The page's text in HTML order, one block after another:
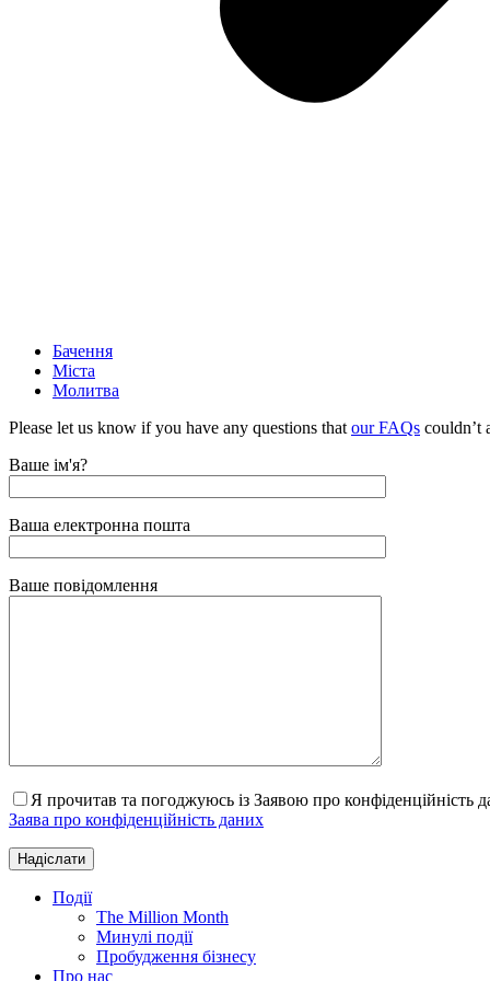
Бачення
Міста
Молитва
Please let us know if you have any questions that our FAQs couldn’t
Ваше ім'я?
Ваша електронна пошта
Ваше повідомлення
Я прочитав та погоджуюсь із Заявою про конфіденційність
Заява про конфіденційність даних
Події
The Million Month
Минулі події
Пробудження бізнесу
Про нас